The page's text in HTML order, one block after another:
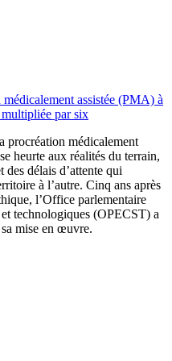
assistée (PMA) à
multipliée par six
procréation médicalement
heurte aux réalités du terrain,
des délais d’attente qui
à l’autre. Cinq ans après
l’Office parlementaire
technologiques (OPECST) a
mise en œuvre.